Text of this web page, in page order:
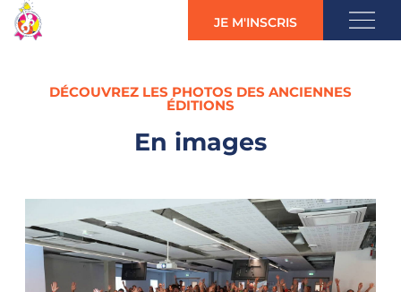
JE M'INSCRIS
DÉCOUVREZ LES PHOTOS DES ANCIENNES
ÉDITIONS
En images